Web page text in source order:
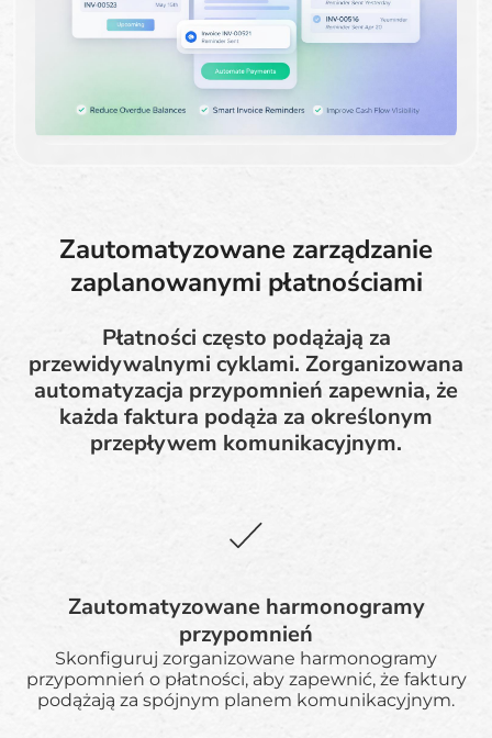
Zautomatyzowane zarządzanie
zaplanowanymi płatnościami
Płatności często podążają za
przewidywalnymi cyklami. Zorganizowana
automatyzacja przypomnień zapewnia, że
każda faktura podąża za określonym
przepływem komunikacyjnym.
Zautomatyzowane harmonogramy
przypomnień
Skonfiguruj zorganizowane harmonogramy
przypomnień o płatności, aby zapewnić, że faktury
podążają za spójnym planem komunikacyjnym.